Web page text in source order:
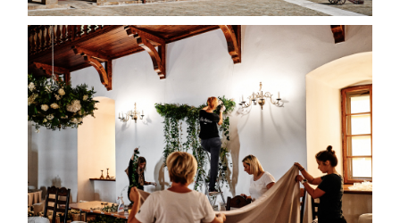
KONTAKT
© COPYRIGHT ŁUKASZ OSTROWSKI